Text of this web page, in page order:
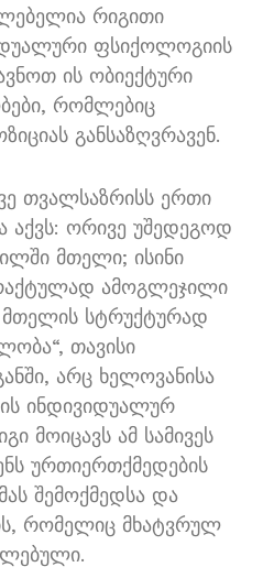
რიგითი
ფსიქოლოგიის
ის ობიექტური
რომლებიც
განსაზღვრავენ.
თვალსაზრისს ერთი
აქვს: ორივე უშედეგოდ
მთელი; ისინი
ამოგლეჯილი
მთელის სტრუქტურად
თავისი
არც ხელოვანისა
ინდივიდუალურ
მოიცავს ამ სამივეს
ურთიერთქმედების
შემოქმედსა და
რომელიც მხატვრულ